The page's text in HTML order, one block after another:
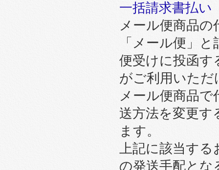
一括請求書払い
メール便商品の
「メール便」
便受けに投函す
がご利用いただ
メール便商品で
送方法を変更す
ます。
上記に該当する
の発送手配とな